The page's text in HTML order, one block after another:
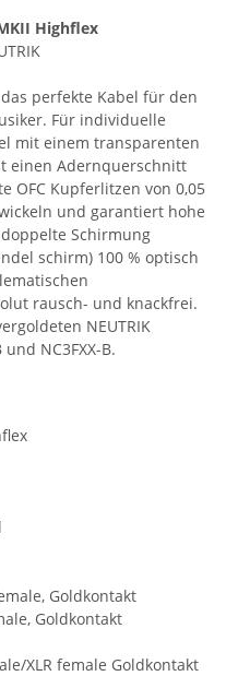
Highflex
perfekte Kabel für den
Für individuelle
mit einem transparenten
einen Adernquerschnitt
OFC Kupferlitzen von 0,05
und garantiert hohe
Schirmung
schirm) 100 % optisch
rausch- und knackfrei.
NEUTRIK
NC3FXX-B.
Goldkontakt
Goldkontakt
XLR female Goldkontakt